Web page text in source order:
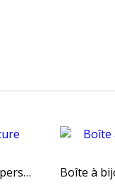
Boîte à bijoux miniature persane